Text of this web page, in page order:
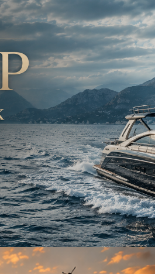
Что происходит в бизнесе:
— система становится тяжёлой
— процессы перестают успевать
за ростом
— управленческие решения
принимаются медленно
— внедрения буксуют
— сотрудники не чувствуют
единой культуры
— нет единой среды знаний и
стандартов